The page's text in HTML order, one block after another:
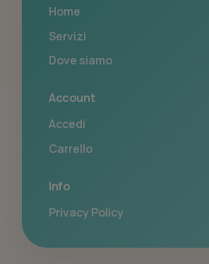
Home
Servizi
Dove siamo
Account
Accedi
Carrello
Info
Privacy Policy